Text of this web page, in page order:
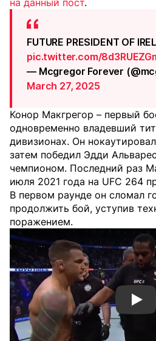
на данный пост.
FUTURE PRESIDENT OF
pic.twitter.com/
— Mcgregor Forever
March 27, 2025
Конор Макгрегор – первый
одновременно владевший
дивизионах. Он
затем победил Эдди
чемпионом. Последний раз
июля 2021 года на UFC 264
В первом раунде он сломал
продолжить бой, уступив
поражением.